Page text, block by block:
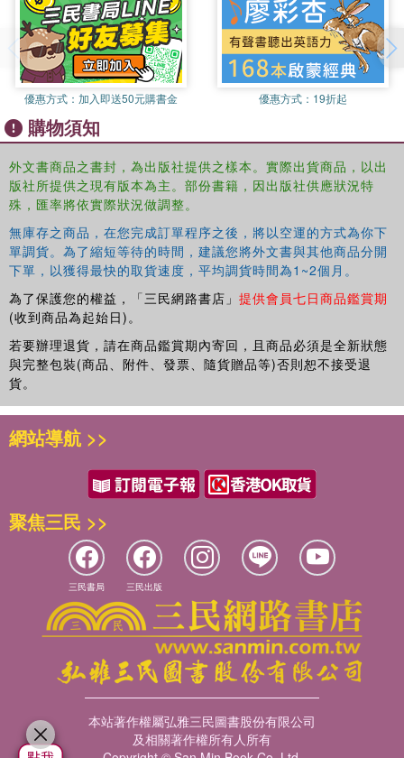
solve!It's a cloudy day in the Sacred Kidney playground
but Jake likes it that way - dark and uncertain. For a junior
detective like Jake, standing up to bad guys is a piece of
cake. But just as Jake and her sidekick, Sterling, prepare
to face off against the biggest bully in school, there's a
scream from inside the library.
They all heard Miss Saffron cry out, but when they arrive
at the scene of the crime she's nowhere to be found! And
none of the grown-ups are talking. Who kidnapped Miss
Saffron? All the teachers have something to hide and
everyone's a suspect... Join Jake, Sterling and Brick the
bully as they join forces to uncover secret corridors,
ancient school vendettas and lost relics to solve this
mystery in Sleuths on the Loose!Follow the story and
puzzle solve along the way, in this companion novel to
Murdle Junior 2: Ready, Set, Solve!
優惠方式： 加入即送50元購書金 優惠方式： 19折起
購物須知
外文書商品之書封，為出版社提供之樣本。實際出貨商品，以出
版社所提供之現有版本為主。部份書籍，因出版社供應狀況特
殊，匯率將依實際狀況做調整。
無庫存之商品，在您完成訂單程序之後，將以空運的方式為你下
單調貨。為了縮短等待的時間，建議您將外文書與其他商品分開
下單，以獲得最快的取貨速度，平均調貨時間為1~2個月。
為了保護您的權益，「三民網路書店」 提供會員七日商品鑑賞期
(收到商品為起始日)。
若要辦理退貨，請在商品鑑賞期內寄回，且商品必須是全新狀態
與完整包裝(商品、附件、發票、隨貨贈品等)否則恕不接受退
貨。
網站導航 >>
聚焦三民 >>
三民書局 三民出版
本站著作權屬弘雅三民圖書股份有限公司
及相關著作權所有人所有